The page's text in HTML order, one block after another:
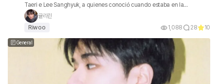
Taeri e Lee Sanghyuk, a quienes conoció cuando estaba en la
secundaria inferior por culpa de su hermano gemelo mayor, Han
Taesan. Entonces ocurre un pequeño accidente y, en ese estado,
terminan yendo incluso al viaje escolar...?!
귤리린
Riwoo
1,088 28 10
General